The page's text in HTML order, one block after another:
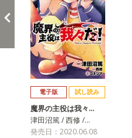
電子版 試し読み
魔界の主役は我々…
津田沼篤 / 西修 /…
発売日：2020.06.08